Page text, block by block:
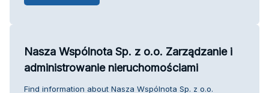
Nasza Wspólnota Sp. z o.o. Zarządzanie i
administrowanie nieruchomościami
Find information about Nasza Wspólnota Sp. z o.o.